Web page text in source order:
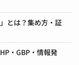
とは？集め方・証
・GBP・情報発